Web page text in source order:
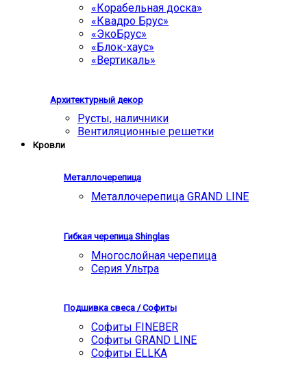
«Корабельная доска»
«Квадро Брус»
«ЭкоБрус»
«Блок-хаус»
«Вертикаль»
Архитектурный декор
Русты, наличники
Вентиляционные решетки
Кровли
Металлочерепица
Металлочерепица GRAND LINE
Гибкая черепица Shinglas
Многослойная черепица
Серия Ультра
Подшивка свеса / Софиты
Софиты FINEBER
Софиты GRAND LINE
Софиты ELLKA